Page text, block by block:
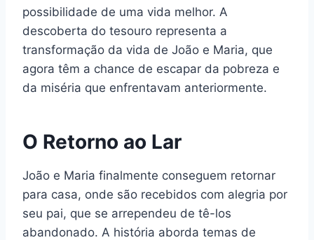
possibilidade de uma vida melhor. A
descoberta do tesouro representa a
transformação da vida de João e Maria, que
agora têm a chance de escapar da pobreza e
da miséria que enfrentavam anteriormente.
O Retorno ao Lar
João e Maria finalmente conseguem retornar
para casa, onde são recebidos com alegria por
seu pai, que se arrependeu de tê-los
abandonado. A história aborda temas de